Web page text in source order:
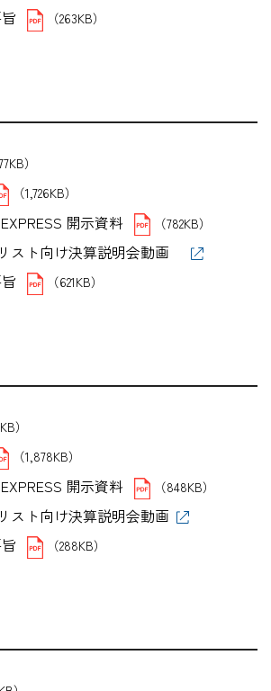
（263KB）
）
（1,726KB）
開示資料 （782KB）
スト向け決算説明会動画
（621KB）
）
（1,878KB）
開示資料 （848KB）
スト向け決算説明会動画
（288KB）